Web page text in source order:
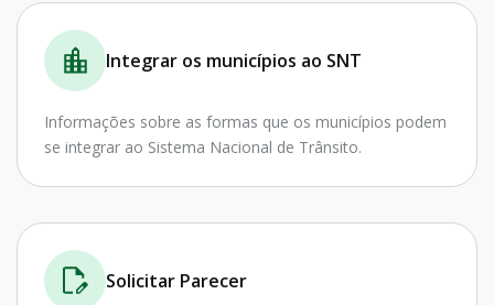
Integrar os municípios ao SNT
Informações sobre as formas que os municípios podem
se integrar ao Sistema Nacional de Trânsito.
Solicitar Parecer